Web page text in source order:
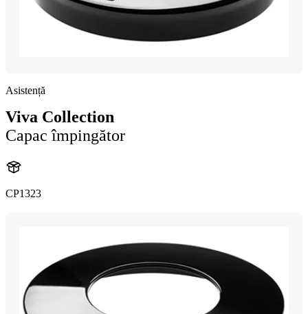
Asistență
Viva Collection
Capac împingător
CP1323